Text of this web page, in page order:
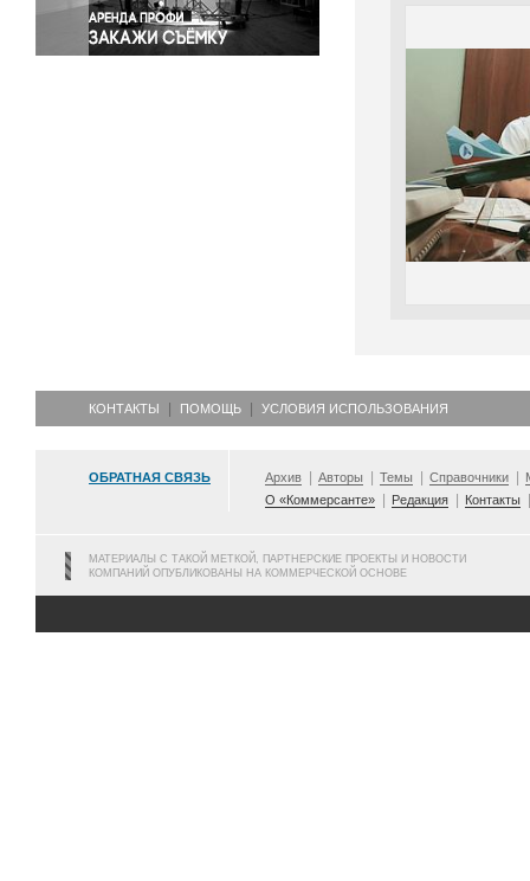
КОНТАКТЫ ПОМОЩЬ УСЛОВИЯ ИСПОЛЬЗОВАНИЯ
ОБРАТНАЯ СВЯЗЬ Архив Авторы Темы Справочники
О «Коммерсанте»
Редакция Контакты
МАТЕРИАЛЫ С ТАКОЙ МЕТКОЙ, ПАРТНЕРСКИЕ ПРОЕКТЫ И НОВОСТИ
КОМПАНИЙ ОПУБЛИКОВАНЫ НА КОММЕРЧЕСКОЙ ОСНОВЕ